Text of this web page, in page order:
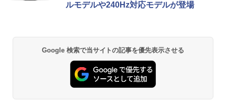
ルモデルや240Hz対応モデルが登場
Google 検索で当サイトの記事を優先表示させる